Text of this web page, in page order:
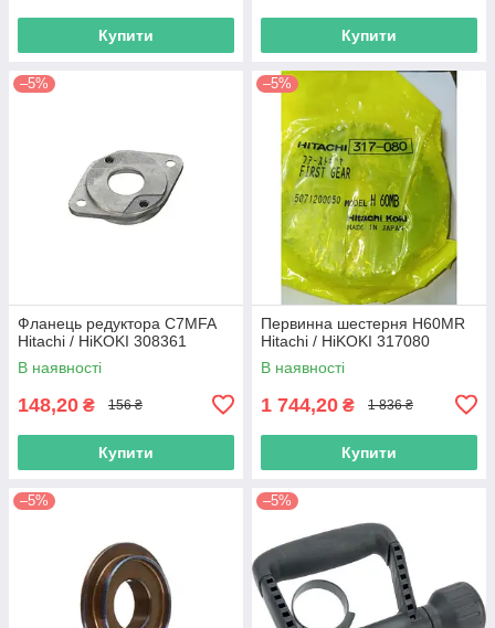
Купити Купити
–5%
Фланець редуктора C7MFA
Hitachi / HiKOKI 308361
В наявності
148,20 ₴ 156 ₴
Купити
–5%
Первинна шестерня H60MR
Hitachi / HiKOKI 317080
В наявності
1 744,20 ₴ 1 836 ₴
Купити
–5% –5%